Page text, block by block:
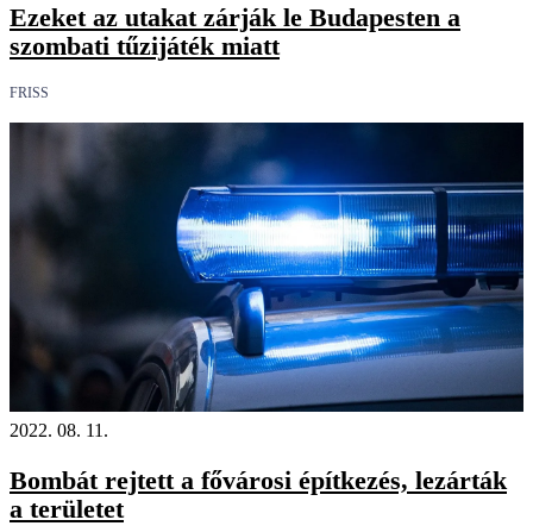
Ezeket az utakat zárják le Budapesten a
szombati tűzijáték miatt
FRISS
2022. 08. 11.
Bombát rejtett a fővárosi építkezés, lezárták
a területet